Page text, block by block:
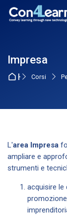
Skip to navigation
Skip to login form
Vai al contenuto
Skip to accessibility
Skip to footer
Skip accessibility
Impresa
Home
Corsi
L'area Impresa
ampliare e
strumenti e
acquisire le